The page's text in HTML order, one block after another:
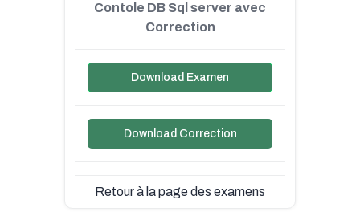
Contole DB Sql server avec
Correction
Download Examen
Download Correction
Retour à la page des examens